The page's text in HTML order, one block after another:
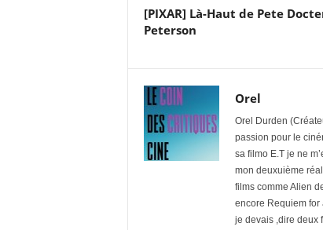
[PIXAR] Là-Haut de Pete
Peterson
Orel
Orel Durden
passion pour le
sa filmo E.T je ne
mon deuxuième
films comme Alien
encore Requiem for
je devais ,dire deux